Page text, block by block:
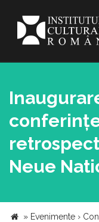
Neue
» Evenimente ›